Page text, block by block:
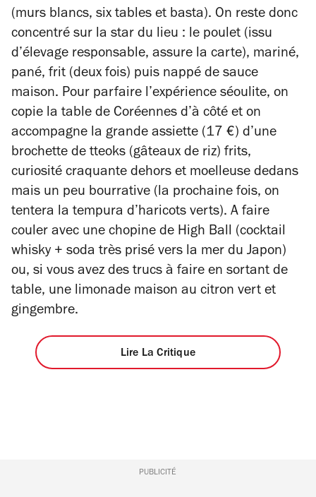
(murs blancs, six tables et basta). On reste donc
concentré sur la star du lieu : le poulet (issu
d’élevage responsable, assure la carte), mariné,
pané, frit (deux fois) puis nappé de sauce
maison. Pour parfaire l’expérience séoulite, on
copie la table de Coréennes d’à côté et on
accompagne la grande assiette (17 €) d’une
brochette de tteoks (gâteaux de riz) frits,
curiosité craquante dehors et moelleuse dedans
mais un peu bourrative (la prochaine fois, on
tentera la tempura d’haricots verts). A faire
couler avec une chopine de High Ball (cocktail
whisky + soda très prisé vers la mer du Japon)
ou, si vous avez des trucs à faire en sortant de
table, une limonade maison au citron vert et
gingembre.
Lire La Critique
PUBLICITÉ